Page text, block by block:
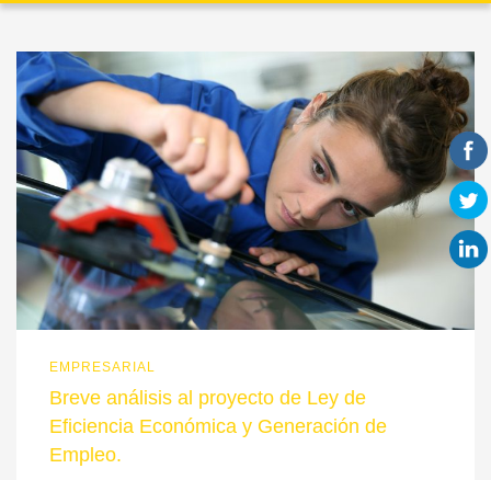
EMPRESARIAL
Breve análisis al proyecto de Ley de
Eficiencia Económica y Generación de
Empleo.